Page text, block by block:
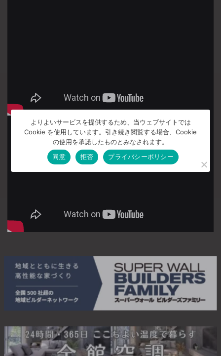
よりよいサービスを提供するため、当ウェブサイトでは
Cookie を使用しています。引き続き閲覧する場合、Cookie
の使用を承諾したものとみなされます。
同意
拒否 プライバシーポリシー